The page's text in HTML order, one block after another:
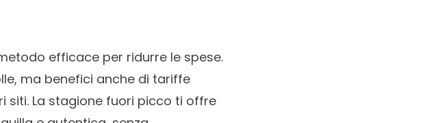
efficace per ridurre le spese.
ma benefici anche di tariffe
siti. La stagione fuori picco ti offre